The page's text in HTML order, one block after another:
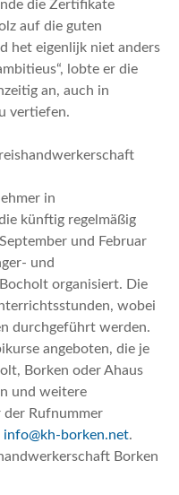
die Zertifikate
auf die guten
het eigenlijk niet anders
lobte er die
an, auch in
vertiefen.
in
künftig regelmäßig
und Februar
und
organisiert. Die
wobei
durchgeführt werden.
angeboten, die je
Borken oder Ahaus
und weitere
der Rufnummer
info@kh-borken.net.
Borken